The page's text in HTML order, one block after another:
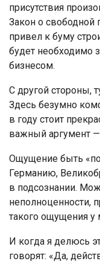
присутствия
Закон о свободной
привел к буму
будет необходимо
бизнесом.
С другой стороны,
Здесь безумно
в году стоит
важный аргумент
Ощущение быть
Германию,
в подсознании.
неполноценности,
такого ощущения у
И когда я делюсь
говорят: «Да,